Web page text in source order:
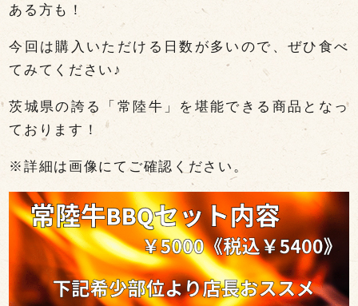
ある方も！
今回は購入いただける日数が多いので、ぜひ食べ
てみてください♪
茨城県の誇る「常陸牛」を堪能できる商品となっ
ております！
※詳細は画像にてご確認ください。